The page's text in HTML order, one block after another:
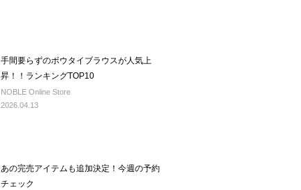
手間要らずのボウタイブラウスが人気上
昇！！ランキングTOP10
NOBLE Online Store
2026.04.13
あの完売アイテムも追加決定！今週の予約
チェック